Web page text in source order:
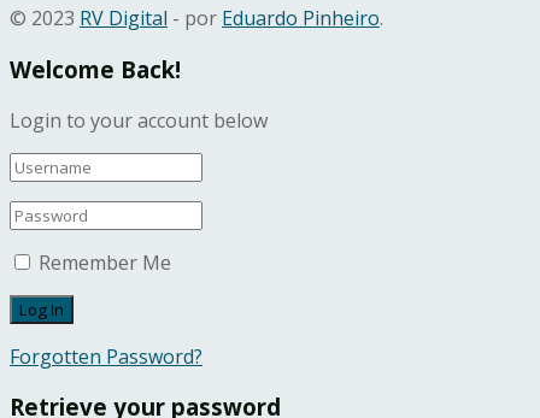
© 2023 RV Digital - por Eduardo Pinheiro.
Welcome Back!
Login to your account below
Remember Me
Forgotten Password?
Retrieve your password